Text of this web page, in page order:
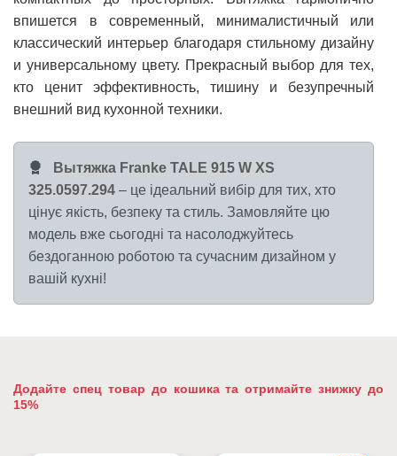
впишется в современный, минималистичный или
классический интерьер благодаря стильному дизайну
и универсальному цвету. Прекрасный выбор для тех,
кто ценит эффективность, тишину и безупречный
внешний вид кухонной техники.
Вытяжка Franke TALE 915 W XS
325.0597.294 – це ідеальний вибір для тих, хто
цінує якість, безпеку та стиль. Замовляйте цю
модель вже сьогодні та насолоджуйтесь
бездоганною роботою та сучасним дизайном у
вашій кухні!
Додайте спец товар до кошика та отримайте знижку до
15%